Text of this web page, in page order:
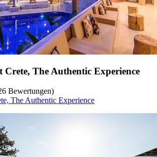
Crete, The Authentic Experience
Bewertungen)
The Authentic Experience